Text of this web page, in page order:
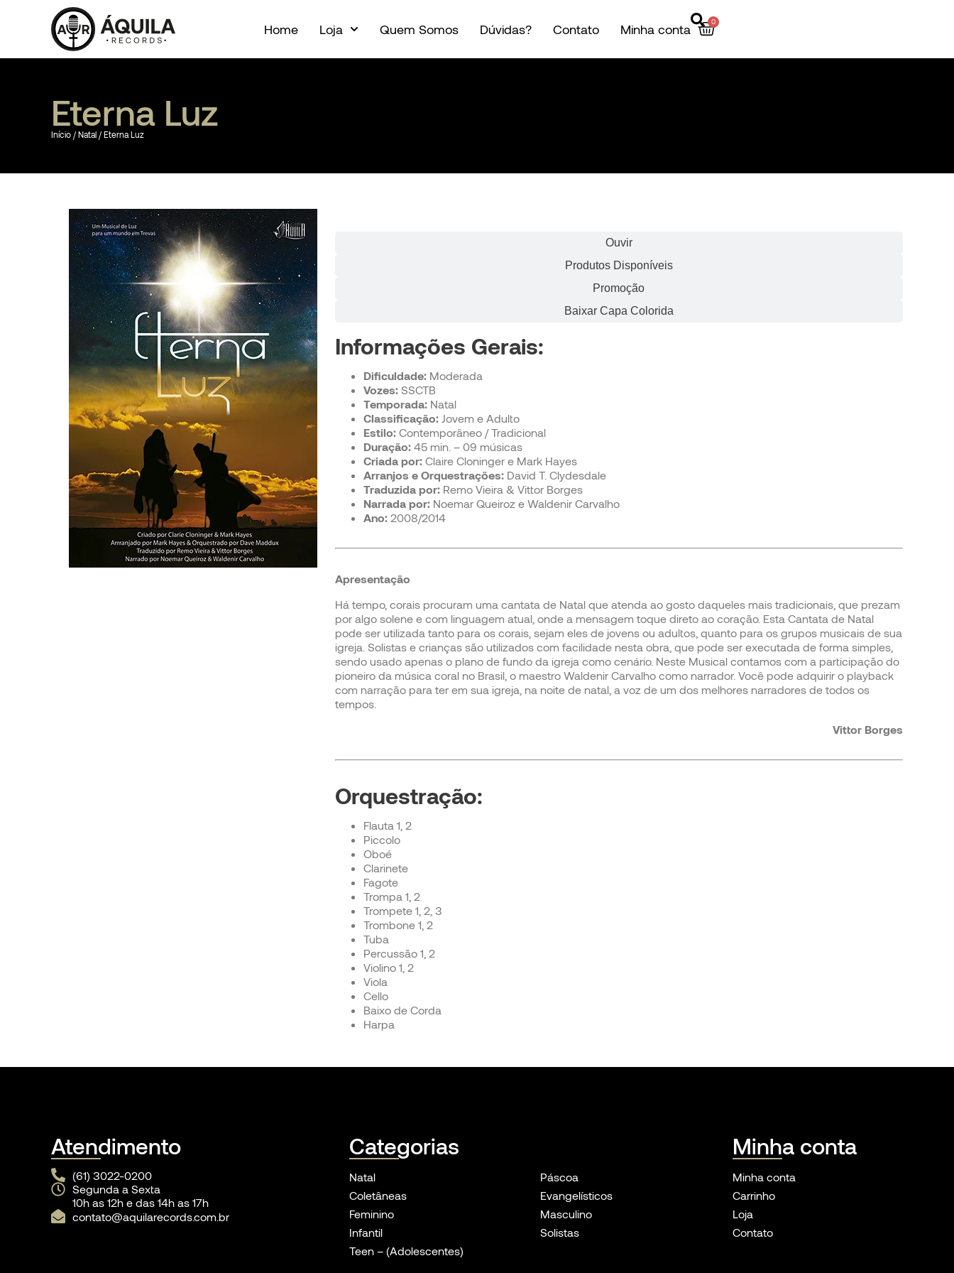
Home Loja Quem Somos Dúvidas? Contato Minha conta 0
Eterna Luz
Início / Natal / Eterna Luz
Ouvir
Produtos Disponíveis
Promoção
Baixar Capa Colorida
Informações Gerais:
Dificuldade:Moderada
Vozes:SSCTB
Temporada:Natal
Classificação:Jovem e Adulto
Estilo:Contemporâneo / Tradicional
Duração:45 min. – 09 músicas
Criada por:Claire Cloninger e Mark Hayes
Arranjos e Orquestrações:David T. Clydesdale
Traduzida por:Remo Vieira & Vittor Borges
Narrada por:Noemar Queiroz e Waldenir Carvalho
Ano:2008/2014
Apresentação
Há tempo, corais procuram uma cantata de Natal que atenda ao gosto daqueles mais tradicionais, que prezam
por algo solene e com linguagem atual, onde a mensagem toque direto ao coração. Esta Cantata de Natal
pode ser utilizada tanto para os corais, sejam eles de jovens ou adultos, quanto para os grupos musicais de sua
igreja. Solistas e crianças são utilizados com facilidade nesta obra, que pode ser executada de forma simples,
sendo usado apenas o plano de fundo da igreja como cenário. Neste Musical contamos com a participação do
pioneiro da música coral no Brasil, o maestro Waldenir Carvalho como narrador. Você pode adquirir o playback
com narração para ter em sua igreja, na noite de natal, a voz de um dos melhores narradores de todos os
tempos.
Vittor Borges
Orquestração:
Flauta 1, 2
Piccolo
Oboé
Clarinete
Fagote
Trompa 1, 2
Trompete 1, 2, 3
Trombone 1, 2
Tuba
Percussão 1, 2
Violino 1, 2
Viola
Cello
Baixo de Corda
Harpa
Atendimento
(61) 3022-0200
Segunda a Sexta
10h as 12h e das 14h as 17h
contato@aquilarecords.com.br
Categorias
Natal
Páscoa
Coletâneas
Evangelísticos
Feminino
Masculino
Infantil
Solistas
Teen – (Adolescentes)
Minha conta
Minha conta
Carrinho
Loja
Contato